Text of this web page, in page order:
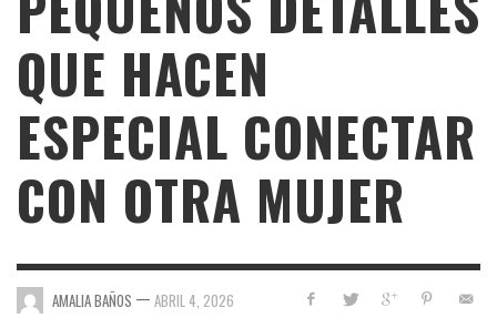
QUE HACEN
ESPECIAL CONECTAR
CON OTRA MUJER
AMALIA BAÑOS — ABRIL 4, 2026